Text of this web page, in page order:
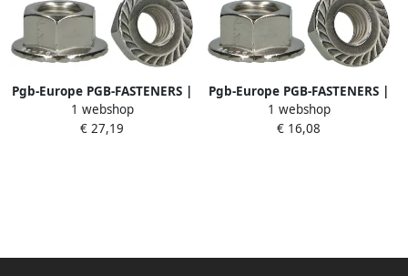
Pgb-Europe PGB-FASTENERS |
Gekartelde moer DIN 6923
M10 A2 | 200 st
1 webshop
€ 27,19
Pgb-Europe PGB-FASTENERS |
Gekartelde moer DIN 6923 M
8 A2 | 200 st
1 webshop
€ 16,08